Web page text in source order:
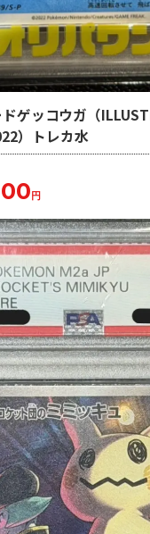
ゲッコウガ（
）トレカ水
円